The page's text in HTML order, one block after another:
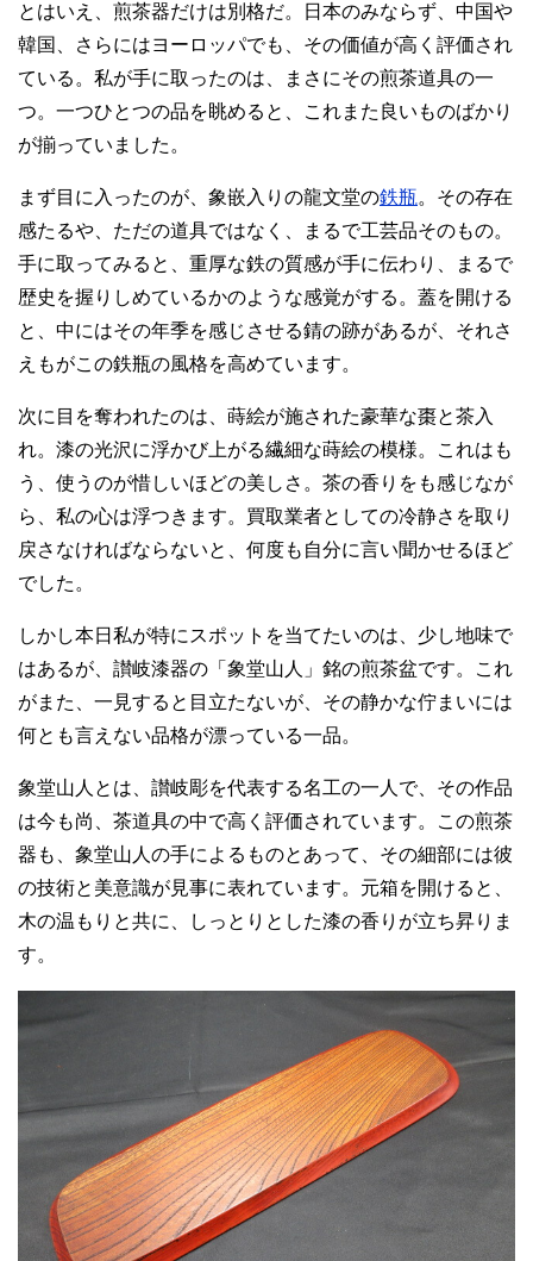
とはいえ、煎茶器だけは別格だ。日本のみならず、中国や
韓国、さらにはヨーロッパでも、その価値が高く評価され
ている。私が手に取ったのは、まさにその煎茶道具の一
つ。一つひとつの品を眺めると、これまた良いものばかり
が揃っていました。
まず目に入ったのが、象嵌入りの龍文堂の鉄瓶。その存在
感たるや、ただの道具ではなく、まるで工芸品そのもの。
手に取ってみると、重厚な鉄の質感が手に伝わり、まるで
歴史を握りしめているかのような感覚がする。蓋を開ける
と、中にはその年季を感じさせる錆の跡があるが、それさ
えもがこの鉄瓶の風格を高めています。
次に目を奪われたのは、蒔絵が施された豪華な棗と茶入
れ。漆の光沢に浮かび上がる繊細な蒔絵の模様。これはも
う、使うのが惜しいほどの美しさ。茶の香りをも感じなが
ら、私の心は浮つきます。買取業者としての冷静さを取り
戻さなければならないと、何度も自分に言い聞かせるほど
でした。
しかし本日私が特にスポットを当てたいのは、少し地味で
はあるが、讃岐漆器の「象堂山人」銘の煎茶盆です。これ
がまた、一見すると目立たないが、その静かな佇まいには
何とも言えない品格が漂っている一品。
象堂山人とは、讃岐彫を代表する名工の一人で、その作品
は今も尚、茶道具の中で高く評価されています。この煎茶
器も、象堂山人の手によるものとあって、その細部には彼
の技術と美意識が見事に表れています。元箱を開けると、
木の温もりと共に、しっとりとした漆の香りが立ち昇りま
す。